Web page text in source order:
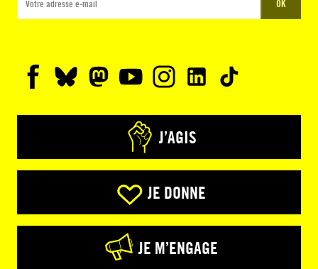
OK
J’AGIS
JE DONNE
JE M’ENGAGE